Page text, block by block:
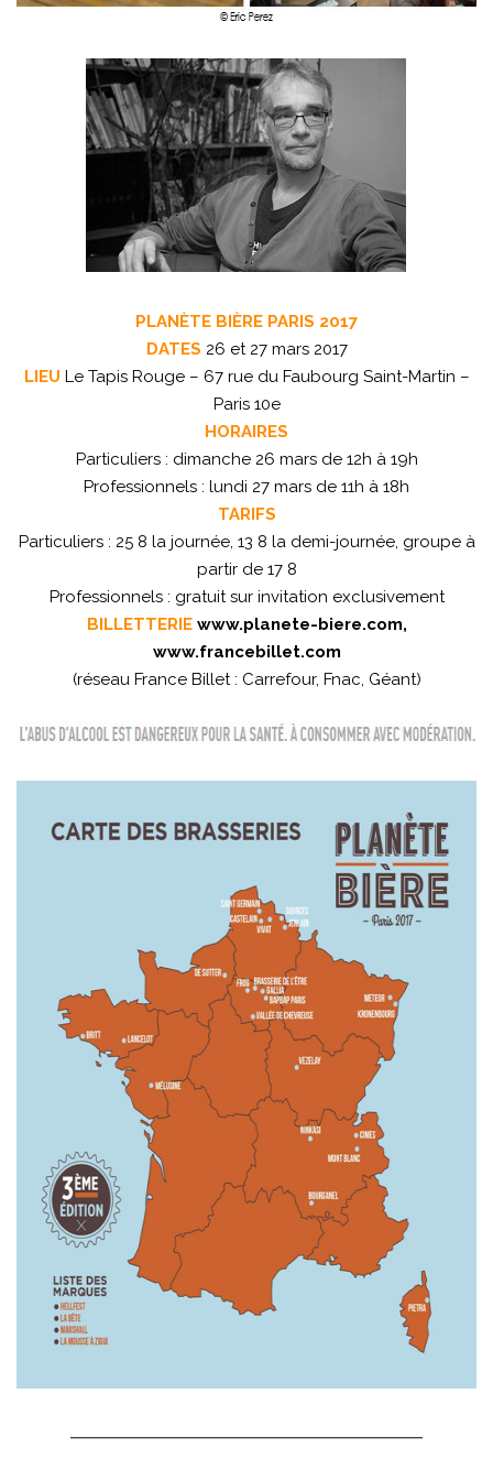
PLANÈTE BIÈRE PARIS 2017
DATES 26 et 27 mars 2017
LIEU Le Tapis Rouge – 67 rue du Faubourg Saint-Martin –
Paris 10e
HORAIRES
Particuliers : dimanche 26 mars de 12h à 19h
Professionnels : lundi 27 mars de 11h à 18h
TARIFS
Particuliers : 25 8 la journée, 13 8 la demi-journée, groupe à
partir de 17 8
Professionnels : gratuit sur invitation exclusivement
BILLETTERIE www.planete-biere.com,
www.francebillet.com
(réseau France Billet : Carrefour, Fnac, Géant)